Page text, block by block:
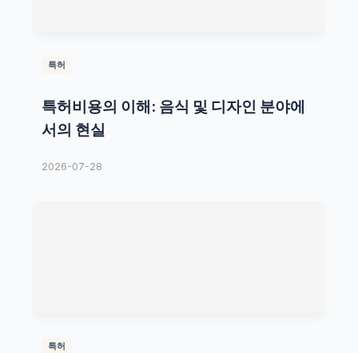
특허
특허비용의 이해: 음식 및 디자인 분야에
서의 현실
2026-07-28
특허